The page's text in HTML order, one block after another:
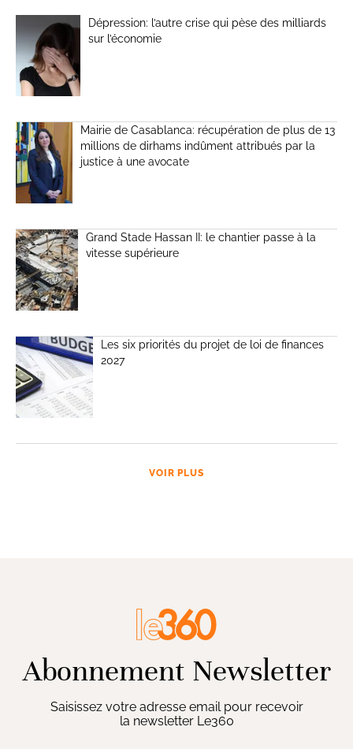
Dépression: l’autre crise qui pèse des milliards
sur l’économie
Mairie de Casablanca: récupération de plus de 13
millions de dirhams indûment attribués par la
justice à une avocate
Grand Stade Hassan II: le chantier passe à la
vitesse supérieure
Les six priorités du projet de loi de finances
2027
VOIR PLUS
Abonnement Newsletter
Saisissez votre adresse email pour recevoir
la newsletter Le360